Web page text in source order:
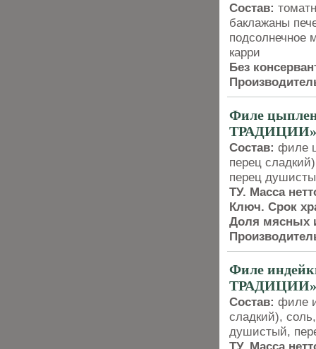
Состав:
баклажаны
подсолнечное
карри
Без
Филе
ТРАДИЦИИ»
Состав: филе
перец
перец
ТУ. Масса
Ключ. Срок
Доля мясных
Филе
ТРАДИЦИИ»
Состав: филе
сладкий),
душистый,
ТУ. Масса